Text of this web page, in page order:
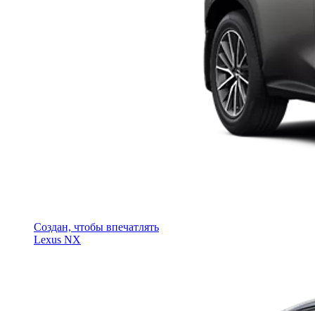
Создан, чтобы впечатлять
Lexus NX